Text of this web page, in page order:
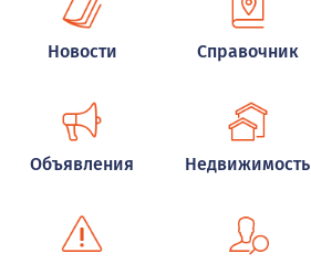
Новости Справочник
Объявления Недвижимость